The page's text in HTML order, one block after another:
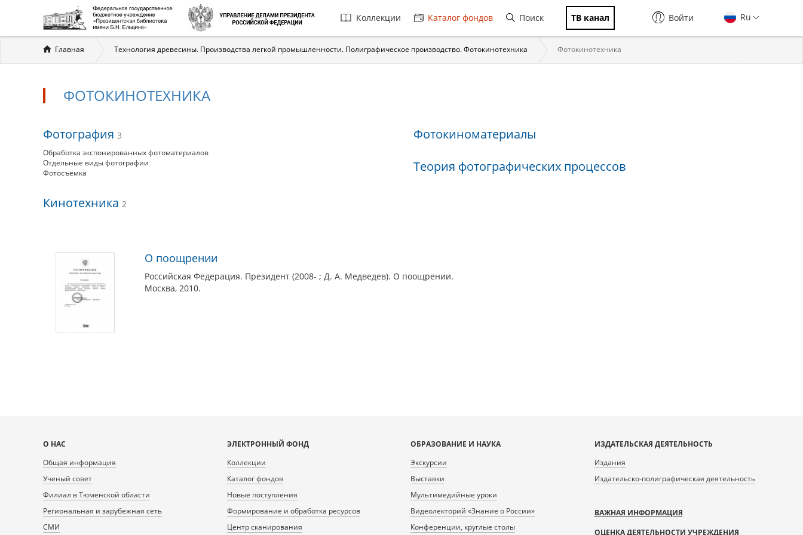
Главная
навигация
Коллекции Каталог фондов Поиск ТВ канал Ru
Войти
Вы
здесь
Главная Технология древесины. Производства легкой промышленности. Полиграфическое производство. Фотокинотехника Фотокинотехника
ФОТОКИНОТЕХНИКА
Фотокинотехника
Фотография 3
Обработка экспонированных фотоматериалов
Отдельные виды фотографии
Фотосъемка
Кинотехника 2
Фотокиноматериалы
Теория фотографических процессов
Материалы
теме
О поощрении
Российская Федерация. Президент (2008- ; Д. А. Медведев). О поощрении.
Москва, 2010.
Карта
сайта
О НАС
Общая информация
Ученый совет
Филиал в Тюменской области
Региональная и зарубежная сеть
СМИ
ЭЛЕКТРОННЫЙ ФОНД
Коллекции
Каталог фондов
Новые поступления
Формирование и обработка ресурсов
Центр сканирования
ОБРАЗОВАНИЕ И НАУКА
Экскурсии
Выставки
Мультимедийные уроки
Видеолекторий «Знание о России»
Конференции, круглые столы
ИЗДАТЕЛЬСКАЯ ДЕЯТЕЛЬНОСТЬ
Издания
Издательско-полиграфическая деятельность
ВАЖНАЯ ИНФОРМАЦИЯ
ОЦЕНКА ДЕЯТЕЛЬНОСТИ УЧРЕЖДЕНИЯ